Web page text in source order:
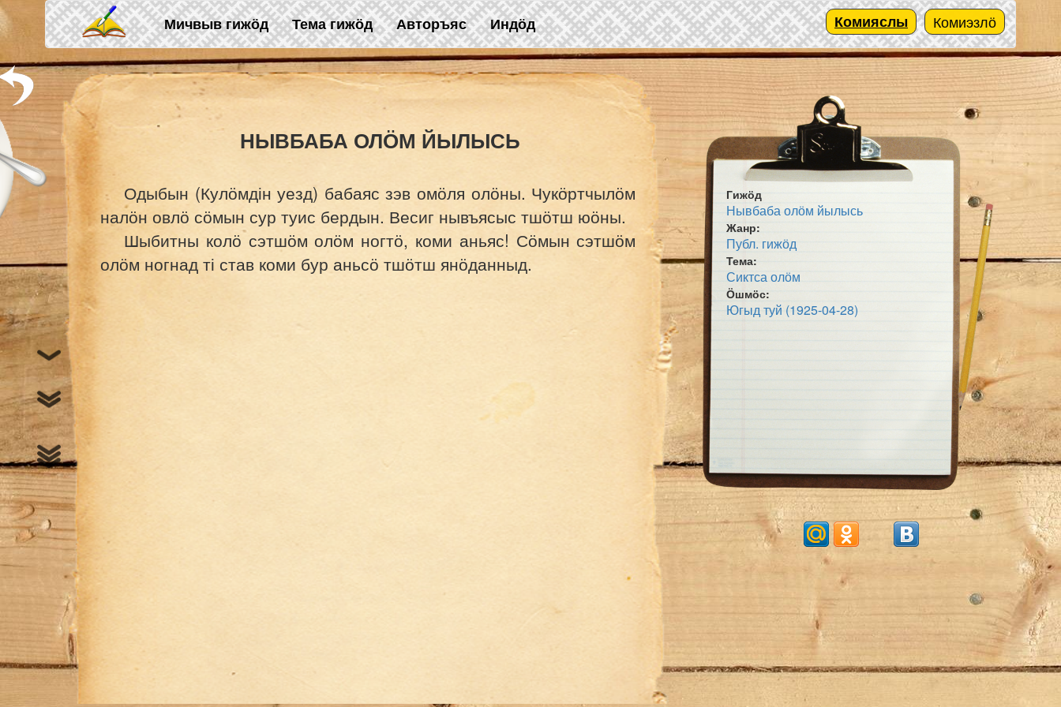
Skip to main content
Мичвыв гижӧд Тема гижӧд Авторъяс Индӧд Комиэзлӧ
Комияслы
НЫВБАБА ОЛӦМ ЙЫЛЫСЬ
Одыбын (Кулӧмдін уезд) бабаяс зэв омӧля олӧны. Чукӧртчылӧм
налӧн овлӧ сӧмын сур туис бердын. Весиг нывъясыс тшӧтш юӧны.
Шыбитны колӧ сэтшӧм олӧм ногтӧ, коми аньяс! Сӧмын сэтшӧм
олӧм ногнад ті став коми бур аньсӧ тшӧтш янӧданныд.
Гижӧд
Нывбаба олӧм йылысь
Жанр:
Публ. гижӧд
Тема:
Сиктса олӧм
Ӧшмӧс:
Югыд туй (1925-04-28)